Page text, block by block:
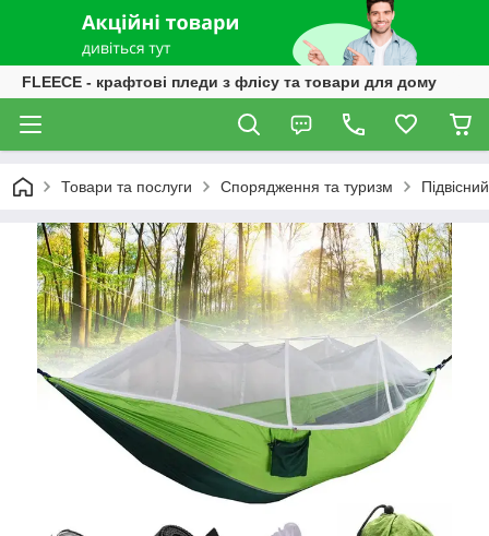
FLEECE - крафтові пледи з флісу та товари для дому
Товари та послуги Спорядження та туризм